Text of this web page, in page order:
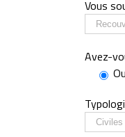
Vous
Avez-